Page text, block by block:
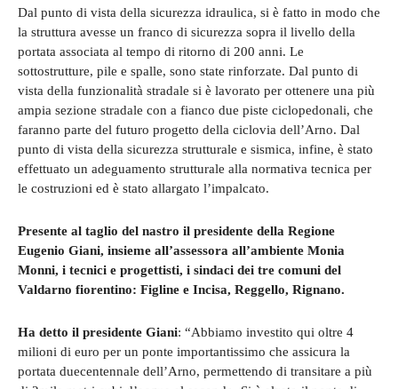
Dal punto di vista della sicurezza idraulica, si è fatto in modo che
la struttura avesse un franco di sicurezza sopra il livello della
portata associata al tempo di ritorno di 200 anni. Le
sottostrutture, pile e spalle, sono state rinforzate. Dal punto di
vista della funzionalità stradale si è lavorato per ottenere una più
ampia sezione stradale con a fianco due piste ciclopedonali, che
faranno parte del futuro progetto della ciclovia dell’Arno. Dal
punto di vista della sicurezza strutturale e sismica, infine, è stato
effettuato un adeguamento strutturale alla normativa tecnica per
le costruzioni ed è stato allargato l’impalcato.
Presente al taglio del nastro il presidente della Regione
Eugenio Giani, insieme all’assessora all’ambiente Monia
Monni, i tecnici e progettisti, i sindaci dei tre comuni del
Valdarno fiorentino: Figline e Incisa, Reggello, Rignano.
Ha detto il presidente Giani: “Abbiamo investito qui oltre 4
milioni di euro per un ponte importantissimo che assicura la
portata duecentennale dell’Arno, permettendo di transitare a più